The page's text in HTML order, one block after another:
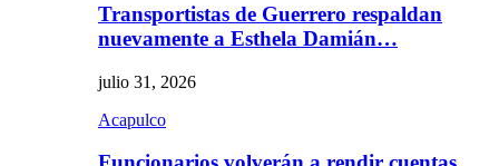
Transportistas de Guerrero respaldan
nuevamente a Esthela Damián…
julio 31, 2026
Acapulco